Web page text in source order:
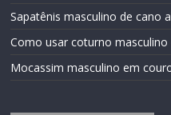
Sapatênis masculino de cano
Como usar coturno
Mocassim masculino em